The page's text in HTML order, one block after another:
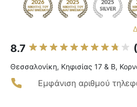
8.7
Θεσσαλονίκη, Κηφισίας 17 & Β,
Εμφάνιση αριθμού